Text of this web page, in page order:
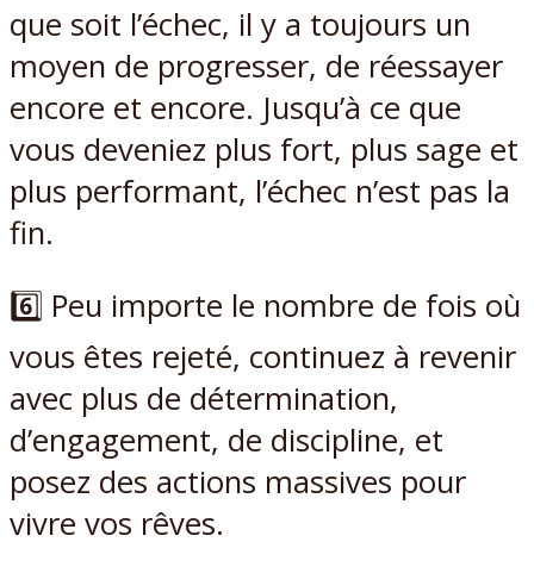
que soit l’échec, il y a toujours un
moyen de progresser, de réessayer
encore et encore. Jusqu’à ce que
vous deveniez plus fort, plus sage et
plus performant, l’échec n’est pas la
fin.
6️⃣ Peu importe le nombre de fois où
vous êtes rejeté, continuez à revenir
avec plus de détermination,
d’engagement, de discipline, et
posez des actions massives pour
vivre vos rêves.